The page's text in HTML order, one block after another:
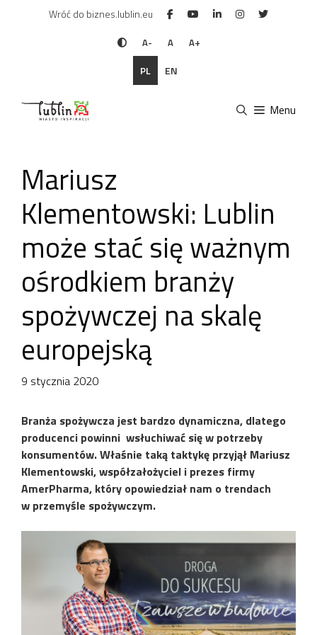
Wróć do biznes.lublin.eu
A- A A+
PL EN
Menu
Mariusz
Klementowski: Lublin
może stać się ważnym
ośrodkiem branży
spożywczej na skalę
europejską
9 stycznia 2020
Branża spożywcza jest bardzo dynamiczna, dlatego
producenci powinni wsłuchiwać się w potrzeby
konsumentów. Właśnie taką taktykę przyjął Mariusz
Klementowski, współzałożyciel i prezes firmy
AmerPharma, który opowiedział nam o trendach
w przemyśle spożywczym.